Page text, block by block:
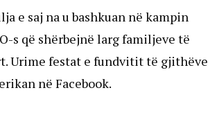
e saj na u bashkuan në kampin
s që shërbejnë larg familjeve të
Urime festat e fundvitit të gjithëve
në Facebook.